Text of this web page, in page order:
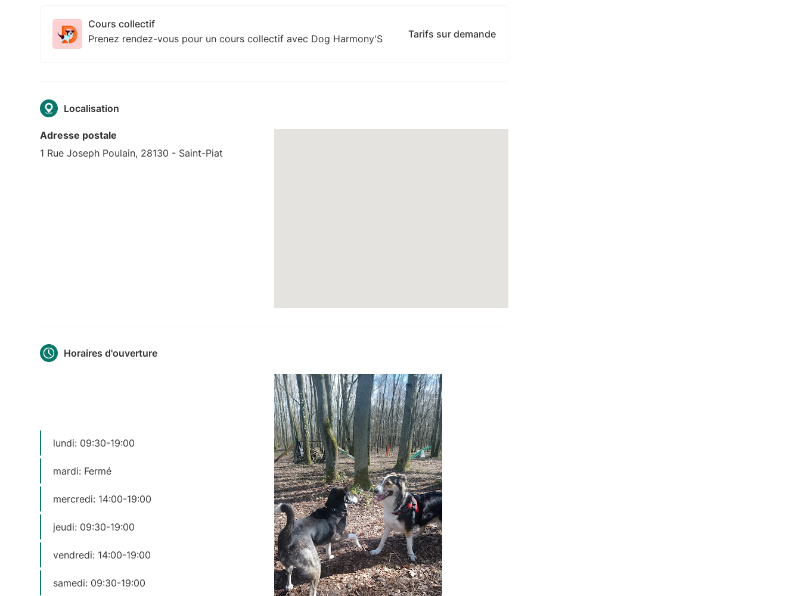
Cours collectif
Prenez rendez-vous pour un cours collectif avec Dog Harmony'S
Tarifs sur demande
Localisation
Adresse postale
1 Rue Joseph Poulain, 28130 - Saint-Piat
Horaires d'ouverture
lundi: 09:30-19:00
mardi: Fermé
mercredi: 14:00-19:00
jeudi: 09:30-19:00
vendredi: 14:00-19:00
samedi: 09:30-19:00